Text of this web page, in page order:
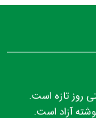
روز تازه است.
آزاد است.